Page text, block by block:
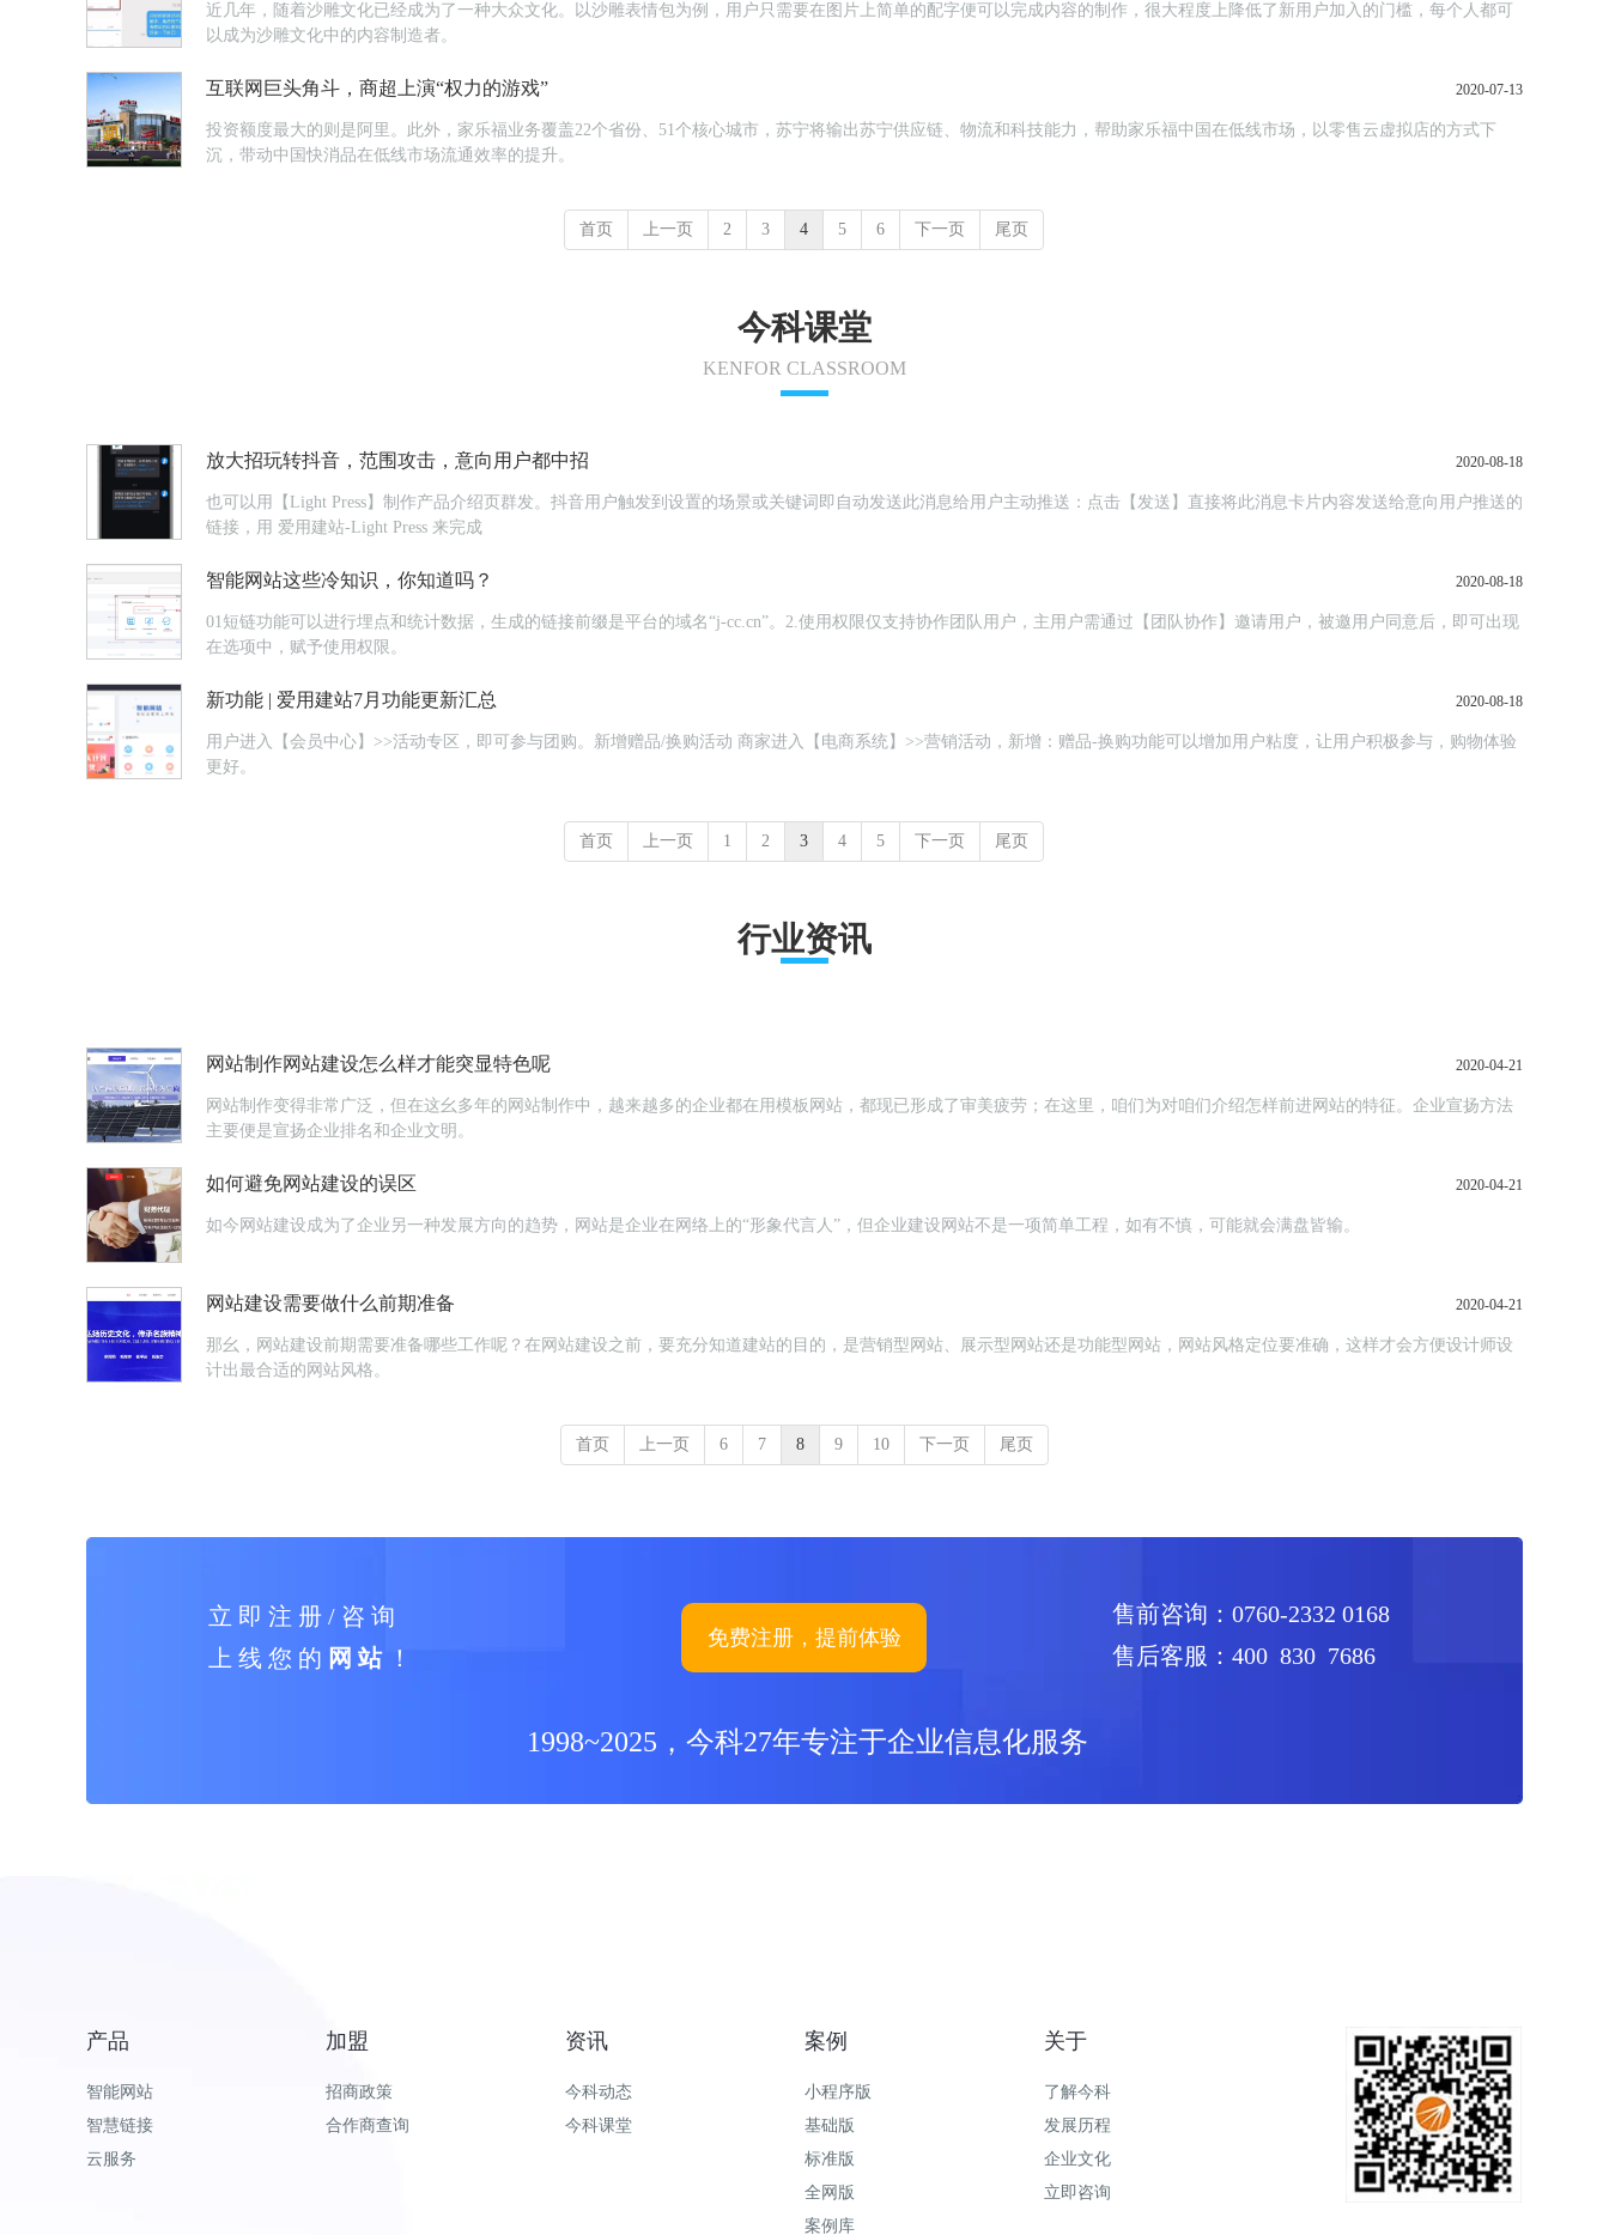
近几年，随着沙雕文化已经成为了一种大众文化。以沙雕表情包为例，用户只需要在图片上简单的配字便可以完成内容的制作，很大程度上降低了新用户加入的门槛，每个人都可
以成为沙雕文化中的内容制造者。
互联网巨头角斗，商超上演“权力的游戏” 2020-07-13
投资额度最大的则是阿里。此外，家乐福业务覆盖22个省份、51个核心城市，苏宁将输出苏宁供应链、物流和科技能力，帮助家乐福中国在低线市场，以零售云虚拟店的方式下
沉，带动中国快消品在低线市场流通效率的提升。
首页 上一页 2 3 4 5 6 下一页 尾页
今科课堂
KENFOR CLASSROOM
放大招玩转抖音，范围攻击，意向用户都中招 2020-08-18
也可以用【Light Press】制作产品介绍页群发。抖音用户触发到设置的场景或关键词即自动发送此消息给用户主动推送：点击【发送】直接将此消息卡片内容发送给意向用户推送的
链接，用 爱用建站-Light Press 来完成
智能网站这些冷知识，你知道吗？ 2020-08-18
01短链功能可以进行埋点和统计数据，生成的链接前缀是平台的域名“j-cc.cn”。2.使用权限仅支持协作团队用户，主用户需通过【团队协作】邀请用户，被邀用户同意后，即可出现
在选项中，赋予使用权限。
新功能 | 爱用建站7月功能更新汇总 2020-08-18
用户进入【会员中心】>>活动专区，即可参与团购。新增赠品/换购活动 商家进入【电商系统】>>营销活动，新增：赠品-换购功能可以增加用户粘度，让用户积极参与，购物体验
更好。
首页 上一页 1 2 3 4 5 下一页 尾页
行业资讯
网站制作网站建设怎么样才能突显特色呢 2020-04-21
网站制作变得非常广泛，但在这幺多年的网站制作中，越来越多的企业都在用模板网站，都现已形成了审美疲劳；在这里，咱们为对咱们介绍怎样前进网站的特征。企业宣扬方法
主要便是宣扬企业排名和企业文明。
如何避免网站建设的误区 2020-04-21
如今网站建设成为了企业另一种发展方向的趋势，网站是企业在网络上的“形象代言人”，但企业建设网站不是一项简单工程，如有不慎，可能就会满盘皆输。
网站建设需要做什么前期准备 2020-04-21
那幺，网站建设前期需要准备哪些工作呢？在网站建设之前，要充分知道建站的目的，是营销型网站、展示型网站还是功能型网站，网站风格定位要准确，这样才会方便设计师设
计出最合适的网站风格。
首页 上一页 6 7 8 9 10 下一页 尾页
售前咨询：0760-2332 0168
售后客服：400 830 7686
1998~2025，今科27年专注于企业信息化服务
立 即 注 册 / 咨 询
上 线 您 的 网 站！
免费注册，提前体验
产品
智能网站
智慧链接
云服务
加盟
招商政策
合作商查询
资讯
今科动态
今科课堂
案例
小程序版
基础版
标准版
全网版
案例库
关于
了解今科
发展历程
企业文化
立即咨询